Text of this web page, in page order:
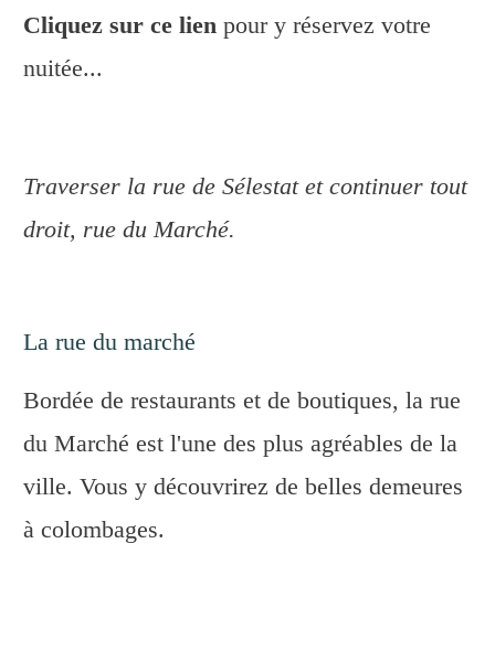
Cliquez sur ce lien pour y réservez votre
nuitée...
Traverser la rue de Sélestat et continuer tout
droit, rue du Marché.
La rue du marché
Bordée de restaurants et de boutiques, la rue
du Marché est l'une des plus agréables de la
ville. Vous y découvrirez de belles demeures
à colombages.